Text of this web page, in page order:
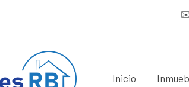
Inicio